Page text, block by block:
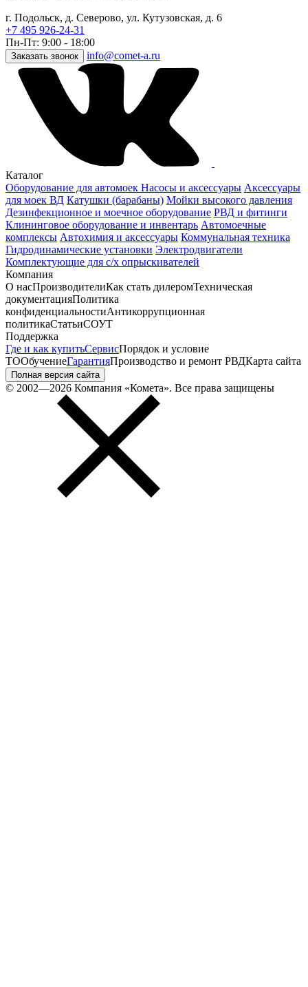
г. Подольск, д. Северово, ул. Кутузовская, д. 6
+7 495 926-24-31
Пн-Пт: 9:00 - 18:00
Заказать звонок info@comet-a.ru
Каталог
Оборудование для автомоек Насосы и аксессуары Аксессуары
для моек ВД Катушки (барабаны) Мойки высокого давления
Дезинфекционное и моечное оборудование РВД и фитинги
Клининговое оборудование и инвентарь Автомоечные
комплексы Автохимия и аксессуары Коммунальная техника
Гидродинамические установки Электродвигатели
Комплектующие для с/х опрыскивателей
Компания
О насПроизводителиКак стать дилеромТехническая
документацияПолитика
конфиденциальностиАнтикоррупционная
политикаСтатьиСОУТ
Поддержка
Где и как купитьСервисПорядок и условие
ТООбучениеГарантияПроизводство и ремонт РВДКарта сайта
Полная версия сайта
© 2002—2026 Компания «Комета». Все права защищены